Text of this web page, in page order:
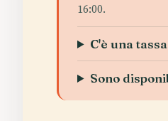
16:00.
C'è una
Sono